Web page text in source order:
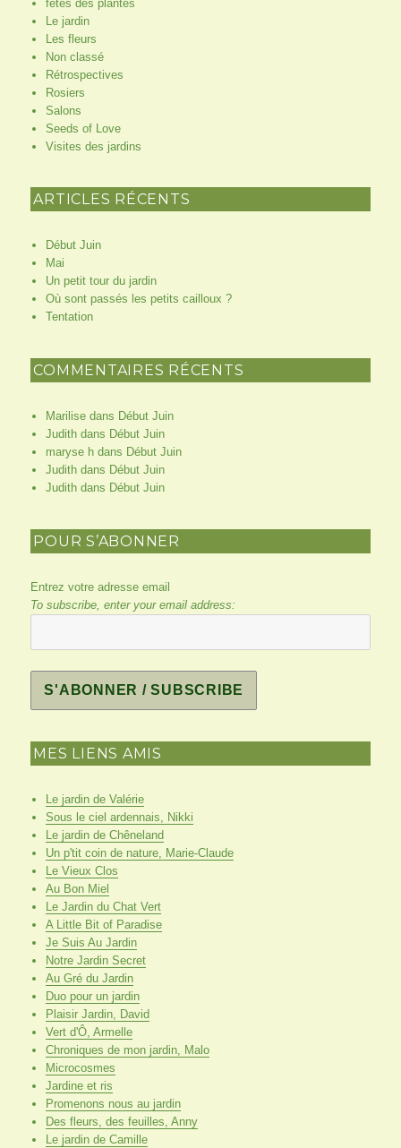
fêtes des plantes
Le jardin
Les fleurs
Non classé
Rétrospectives
Rosiers
Salons
Seeds of Love
Visites des jardins
ARTICLES RÉCENTS
Début Juin
Mai
Un petit tour du jardin
Où sont passés les petits cailloux ?
Tentation
COMMENTAIRES RÉCENTS
Marilisedans Début Juin
Judithdans Début Juin
maryse hdans Début Juin
Judithdans Début Juin
Judithdans Début Juin
POUR S’ABONNER
Entrez votre adresse email
To subscribe, enter your email address:
MES LIENS AMIS
Le jardin de Valérie
Sous le ciel ardennais, Nikki
Le jardin de Chêneland
Un p'tit coin de nature, Marie-Claude
Le Vieux Clos
Au Bon Miel
Le Jardin du Chat Vert
A Little Bit of Paradise
Je Suis Au Jardin
Notre Jardin Secret
Au Gré du Jardin
Duo pour un jardin
Plaisir Jardin, David
Vert d'Ô, Armelle
Chroniques de mon jardin, Malo
Microcosmes
Jardine et ris
Promenons nous au jardin
Des fleurs, des feuilles, Anny
Le jardin de Camille